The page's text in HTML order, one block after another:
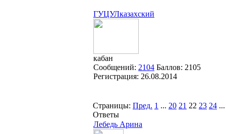
ГУЦУЛказахский
кабан
Сообщений: 2104 Баллов: 2105
Регистрация: 26.08.2014
Страницы: Пред. 1 ... 20 21 22 23 24 ...
Ответы
Лебедь Арина